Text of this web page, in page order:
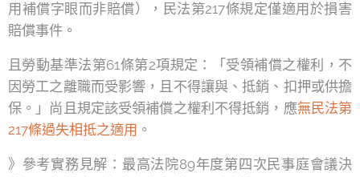
用補償字眼而非賠償），民法第217條規定僅適用於損害
賠償事件。
且勞動基準法第61條第2項規定：「受領補償之權利，不
因勞工之離職而受影響，且不得讓與、抵銷、扣押或供擔
保。」尚且規定該受領補償之權利不得抵銷，應無民法第
217條過失相抵之適用 。
》參考實務見解：最高法院89年度第四次民事庭會議決